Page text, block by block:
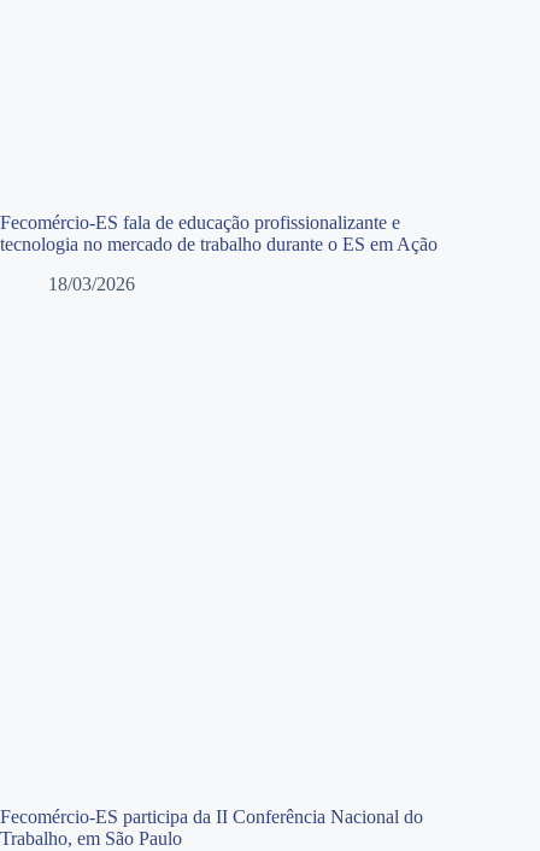
Fecomércio-ES fala de educação profissionalizante e
tecnologia no mercado de trabalho durante o ES em Ação
18/03/2026
Fecomércio-ES participa da II Conferência Nacional do
Trabalho, em São Paulo